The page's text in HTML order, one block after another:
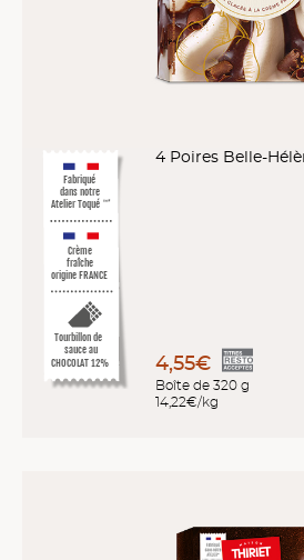
Crème
fraîche
origine FRANCE
Fabriqué
dans notre
Atelier Toqué ™*
Tourbillon de
sauce au
CHOCOLAT 12%
4 Poires Belle-
4,55€
Boîte de 320 g
14,22€/kg